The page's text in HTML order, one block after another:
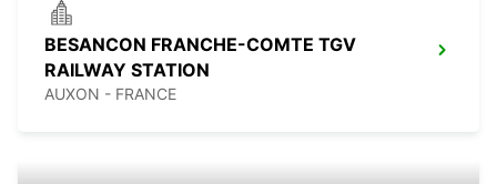
BESANCON FRANCHE-COMTE TGV
RAILWAY STATION
AUXON - FRANCE